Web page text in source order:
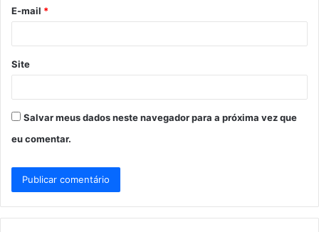
*
E-mail *
Site
Salvar meus dados neste navegador para a próxima vez que
eu comentar.